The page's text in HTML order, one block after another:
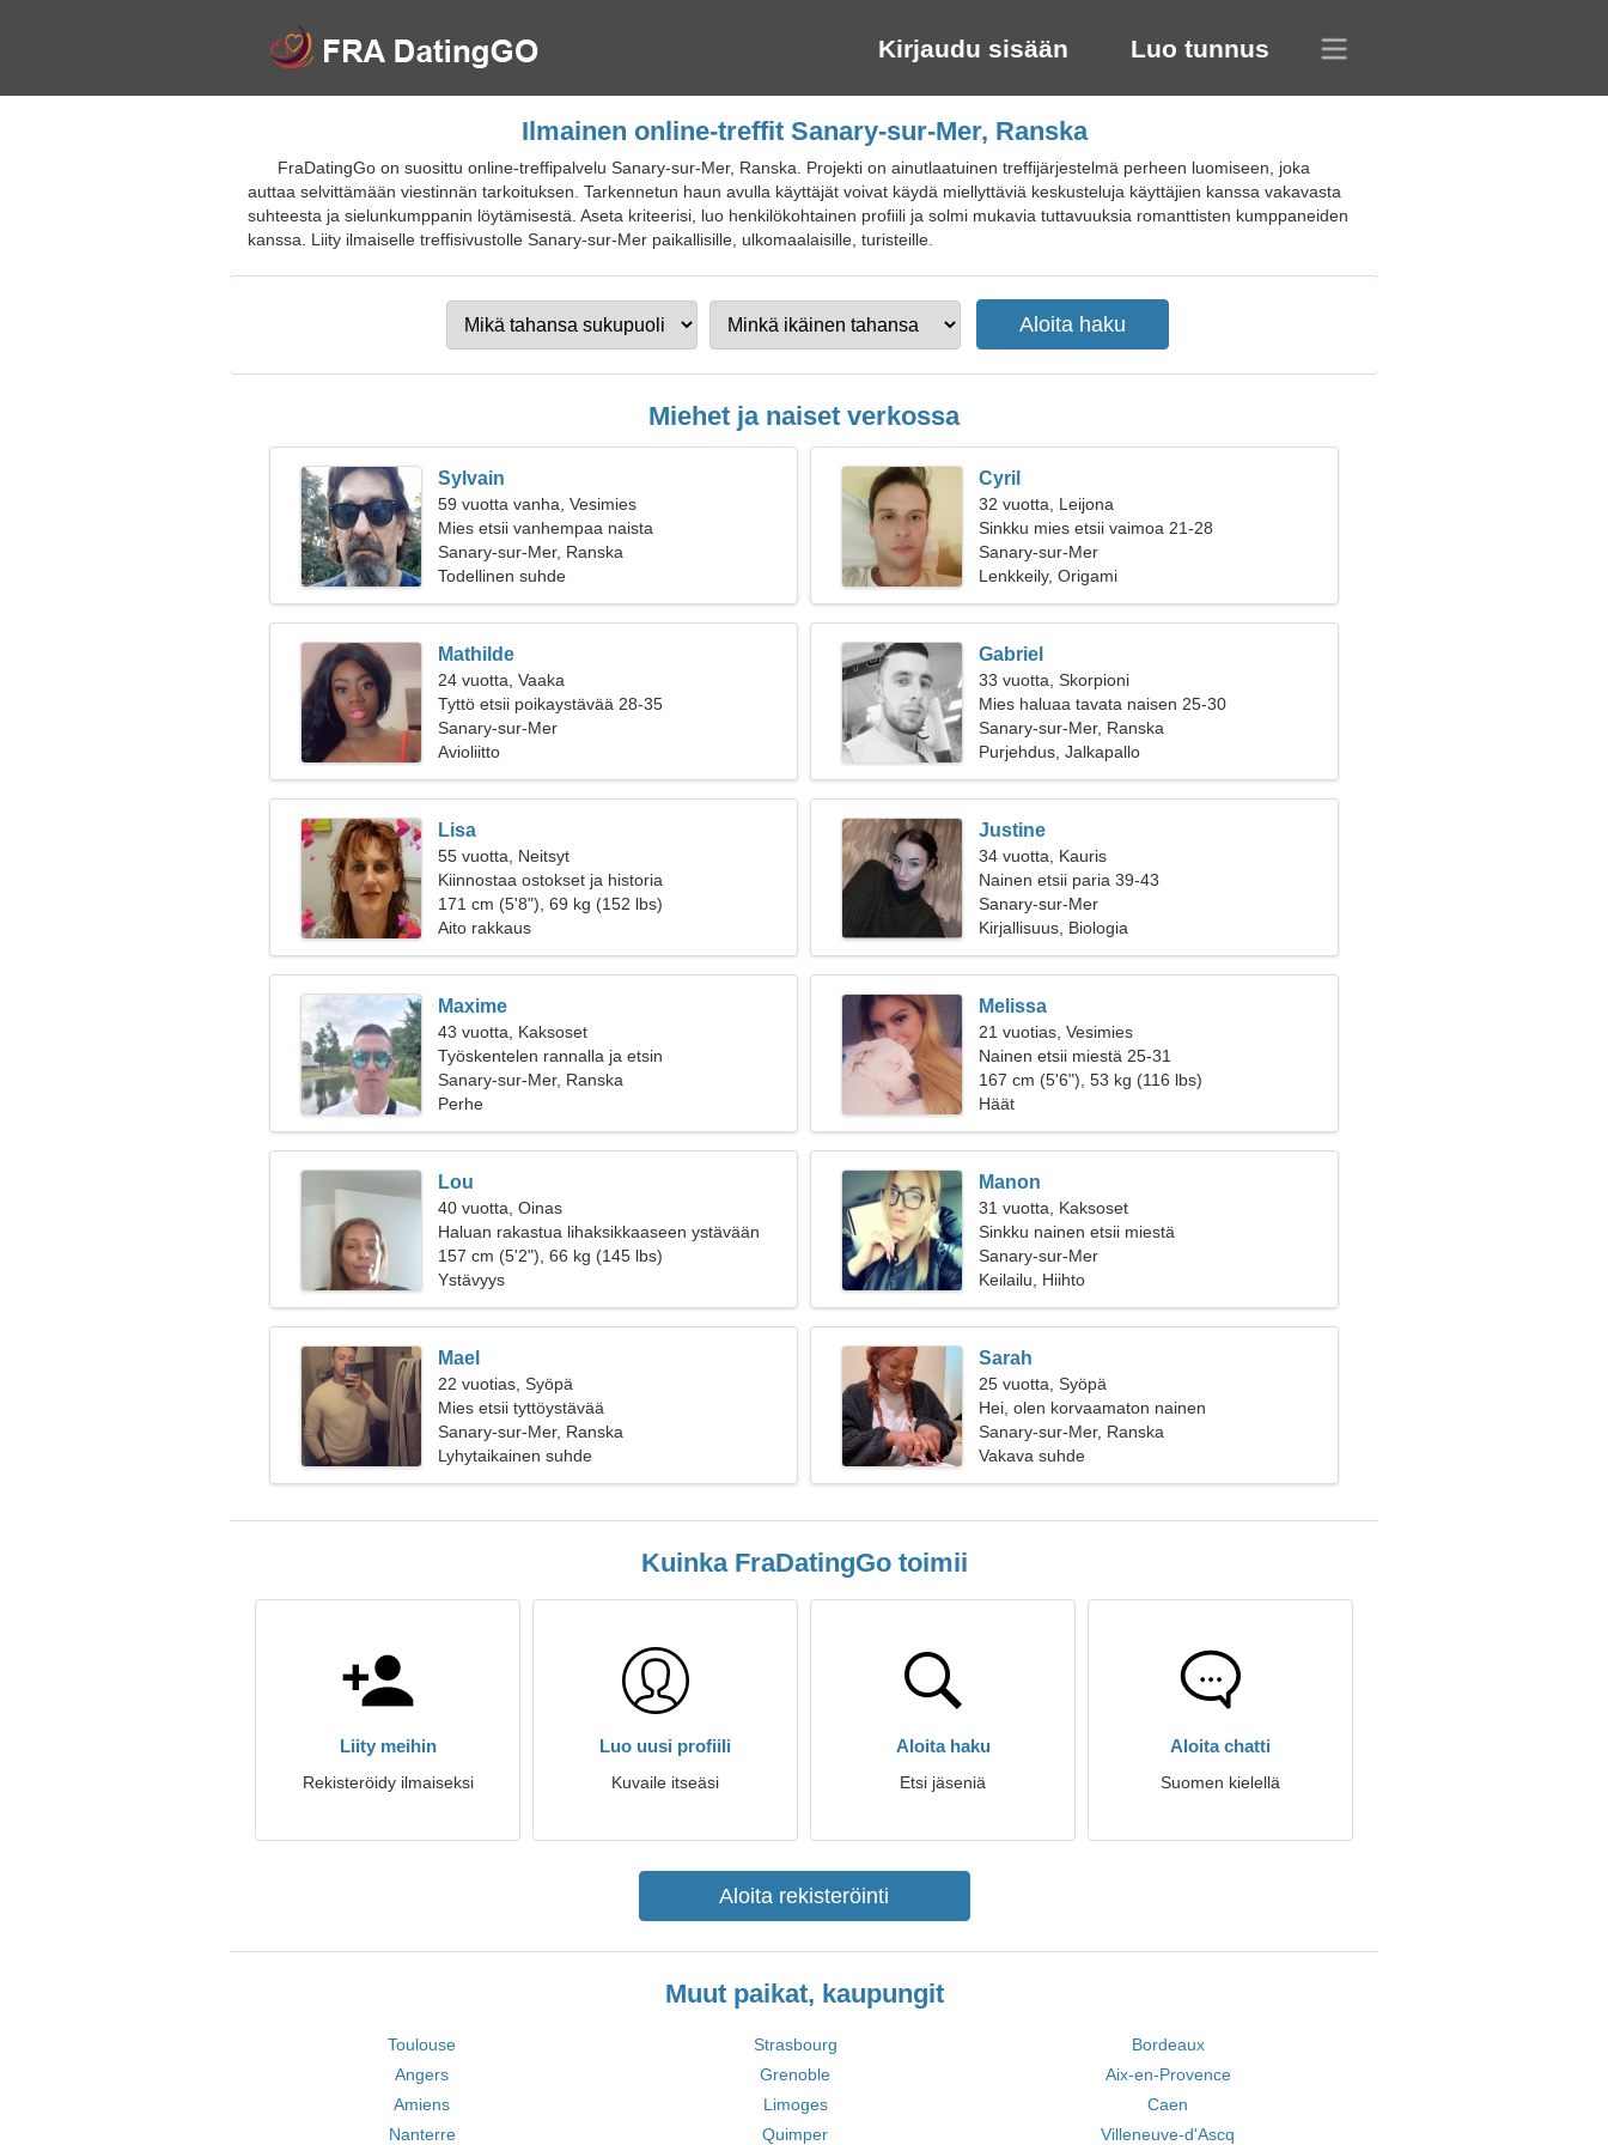
Kirjaudu sisään Luo tunnus
Ilmainen online-treffit Sanary-sur-Mer, Ranska
FraDatingGo on suosittu online-treffipalvelu Sanary-sur-Mer, Ranska. Projekti on ainutlaatuinen treffijärjestelmä perheen luomiseen, joka
auttaa selvittämään viestinnän tarkoituksen. Tarkennetun haun avulla käyttäjät voivat käydä miellyttäviä keskusteluja käyttäjien kanssa vakavasta
suhteesta ja sielunkumppanin löytämisestä. Aseta kriteerisi, luo henkilökohtainen profiili ja solmi mukavia tuttavuuksia romanttisten kumppaneiden
kanssa. Liity ilmaiselle treffisivustolle Sanary-sur-Mer paikallisille, ulkomaalaisille, turisteille.
Miehet ja naiset verkossa
Sylvain
59 vuotta vanha, Vesimies
Mies etsii vanhempaa naista
Sanary-sur-Mer, Ranska
Todellinen suhde
Cyril
32 vuotta, Leijona
Sinkku mies etsii vaimoa 21-28
Sanary-sur-Mer
Lenkkeily, Origami
Mathilde
24 vuotta, Vaaka
Tyttö etsii poikaystävää 28-35
Sanary-sur-Mer
Avioliitto
Gabriel
33 vuotta, Skorpioni
Mies haluaa tavata naisen 25-30
Sanary-sur-Mer, Ranska
Purjehdus, Jalkapallo
Lisa
55 vuotta, Neitsyt
Kiinnostaa ostokset ja historia
171 cm (5'8"), 69 kg (152 lbs)
Aito rakkaus
Justine
34 vuotta, Kauris
Nainen etsii paria 39-43
Sanary-sur-Mer
Kirjallisuus, Biologia
Maxime
43 vuotta, Kaksoset
Työskentelen rannalla ja etsin
poikkeuksellista naista
Sanary-sur-Mer, Ranska
Perhe
Melissa
21 vuotias, Vesimies
Nainen etsii miestä 25-31
167 cm (5'6"), 53 kg (116 lbs)
Häät
Lou
40 vuotta, Oinas
Haluan rakastua lihaksikkaaseen ystävään
157 cm (5'2"), 66 kg (145 lbs)
Ystävyys
Manon
31 vuotta, Kaksoset
Sinkku nainen etsii miestä
Sanary-sur-Mer
Keilailu, Hiihto
Mael
22 vuotias, Syöpä
Mies etsii tyttöystävää
Sanary-sur-Mer, Ranska
Lyhytaikainen suhde
Sarah
25 vuotta, Syöpä
Hei, olen korvaamaton nainen
Sanary-sur-Mer, Ranska
Vakava suhde
Kuinka FraDatingGo toimii
Liity meihin
Rekisteröidy ilmaiseksi
Luo uusi profiili
Kuvaile itseäsi
Aloita haku
Etsi jäseniä
Aloita chatti
Suomen kielellä
Aloita rekisteröinti
Muut paikat, kaupungit
Toulouse Strasbourg
Bordeaux
Angers
Grenoble
Aix-en-Provence
Amiens
Limoges
Caen
Nanterre
Quimper Villeneuve-d'Ascq